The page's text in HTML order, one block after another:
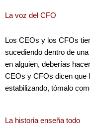
La voz del CFO
Los CEOs y los CFOs
sucediendo dentro de
en alguien, deberías
CEOs y CFOs dicen que
estabilizando, tómalo
La historia enseña todo